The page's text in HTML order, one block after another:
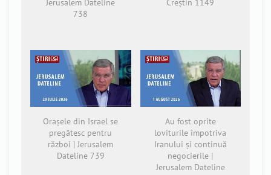
Jerusalem Dateline
738
Creștin 1149
Orașele din Israel se
pregătesc pentru
război | Jerusalem
Dateline 739
Au fost oprite
loviturile împotriva
Iranului și continuă
negocierile |
Jerusalem Dateline